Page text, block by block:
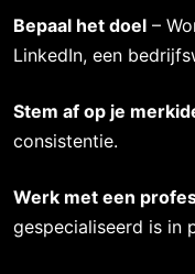
Bepaal het doel –
LinkedIn, een
Stem af op je
consistentie.
Werk met een
gespecialiseerd is in